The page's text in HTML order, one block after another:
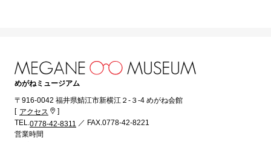
めがねミュージアム
〒916-0042 福井県鯖江市新横江２-３-4 めがね会館
[ アクセス
]
TEL. 0778-42-8311
／ FAX.0778-42-8221
営業時間